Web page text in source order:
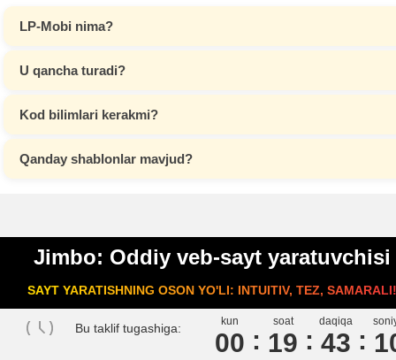
LP-Mobi nima?
U qancha turadi?
Kod bilimlari kerakmi?
Qanday shablonlar mavjud?
Jimbo: Oddiy veb-sayt yaratuvchisi
SAYT YARATISHNING OSON YO'LI: INTUITIV, TEZ, SAMARALI!
Bu taklif tugashiga: kun
00
soat
19
daqiqa
43 0